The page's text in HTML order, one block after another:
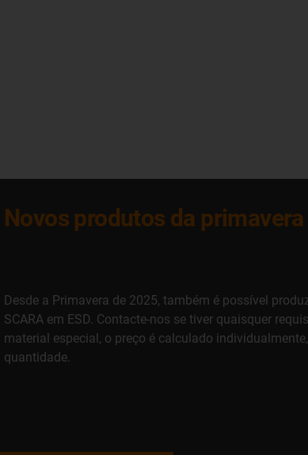
Novos produtos da
Desde a Primavera de 2025, também é possível
SCARA em ESD. Contacte-nos se tiver quaisquer
material especial, o preço é calculado
quantidade.